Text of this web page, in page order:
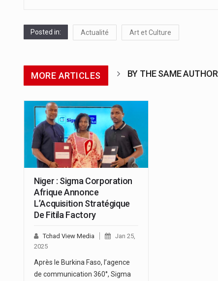
Posted in: Actualité Art et Culture
MORE ARTICLES BY THE SAME AUTHOR
Niger : Sigma Corporation
Afrique Annonce
L’Acquisition Stratégique
De Fitila Factory
Tchad View Media
Jan 25,
2025
Après le Burkina Faso, l’agence
de communication 360°, Sigma